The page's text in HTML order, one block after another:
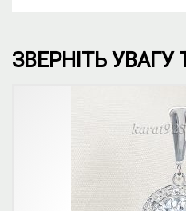
ЗВЕРНІТЬ